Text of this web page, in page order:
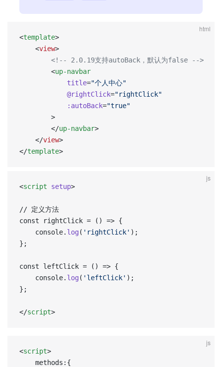
html
<template>
	<
view>
		<!-- 2.0.19支持autoBack，默认为false -->
        <
up-navbar
            title
="个人中心"
            @rightClick
="rightClick"
            :autoBack
="true"
        >
        </
up-navbar>
	</
view>
</template>
js
<script setup>
// 定义方法
const rightClick = () => {
    console.
log ( 'rightClick' );
};
const leftClick = () => {
    console.
log ( 'leftClick' );
};
</script>
js
<script>
    methods:{